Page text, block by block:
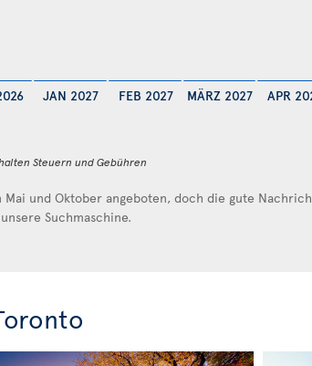
JAN 2027 FEB 2027 MÄRZ 2027 APR
Steuern und Gebühren
Mai und Oktober angeboten, doch die gute
Suchmaschine.